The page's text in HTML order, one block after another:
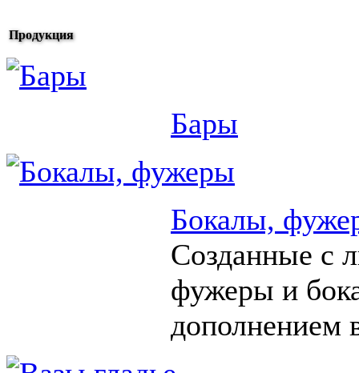
Продукция
Бары
Бокалы,
Созданные с
фужеры и
дополнением